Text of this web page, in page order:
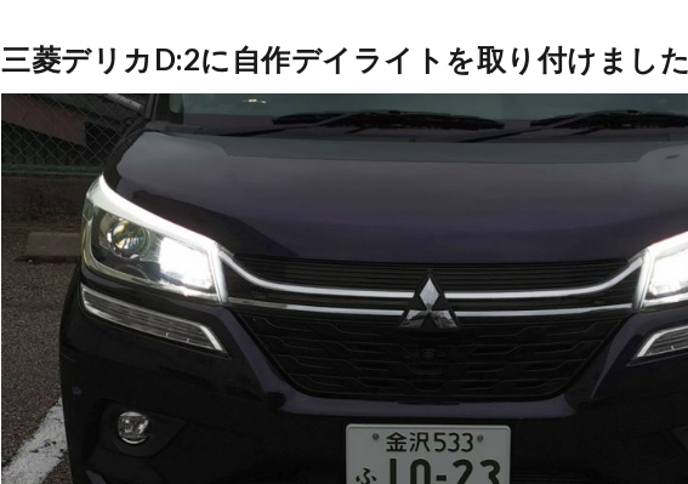
三菱デリカD:2に自作デイライトを取り付けました